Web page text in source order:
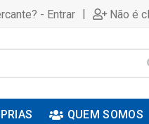
- Entrar | Não é
QUEM SOMOS